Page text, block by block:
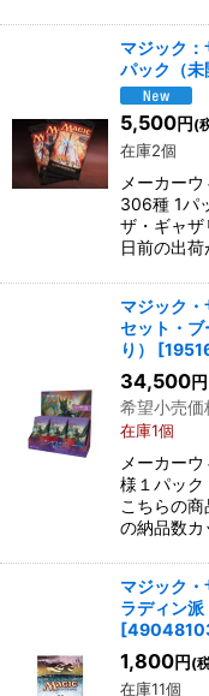
マジック
パック（未
5,500円 (
在庫2個
メーカー
306種 1パ
ザ・ギャ
日前の出
マジック
セット・
り）
[
34,500円
希望小売価
在庫1個
メーカー
様１パッ
こちらの
の納品数
マジック・
ラディン派
[
1,800円 (
在庫11個